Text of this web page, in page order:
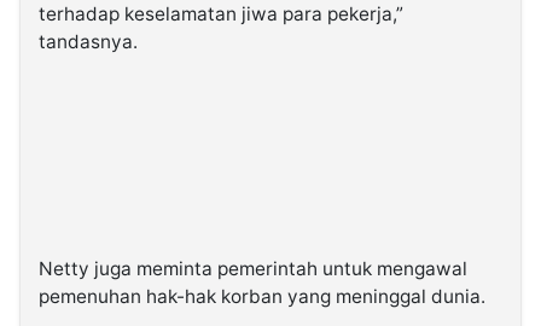
terhadap keselamatan jiwa para pekerja,”
tandasnya.
Netty juga meminta pemerintah untuk mengawal
pemenuhan hak-hak korban yang meninggal dunia.